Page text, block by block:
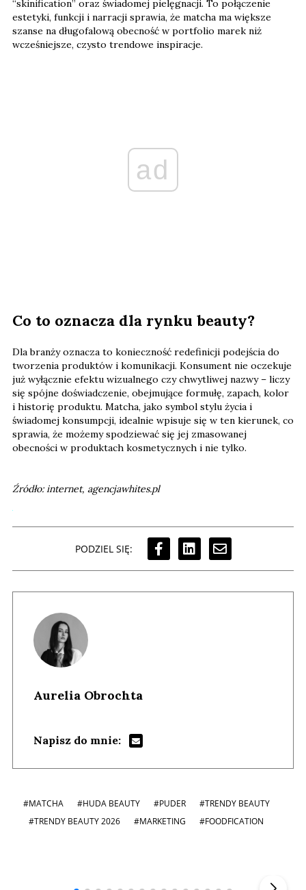
“skinification” oraz świadomej pielęgnacji. To połączenie
estetyki, funkcji i narracji sprawia, że matcha ma większe
szanse na długofalową obecność w portfolio marek niż
wcześniejsze, czysto trendowe inspiracje.
ad
Co to oznacza dla rynku beauty?
Dla branży oznacza to konieczność redefinicji podejścia do
tworzenia produktów i komunikacji. Konsument nie oczekuje
już wyłącznie efektu wizualnego czy chwytliwej nazwy – liczy
się spójne doświadczenie, obejmujące formułę, zapach, kolor
i historię produktu. Matcha, jako symbol stylu życia i
świadomej konsumpcji, idealnie wpisuje się w ten kierunek, co
sprawia, że możemy spodziewać się jej zmasowanej
obecności w produktach kosmetycznych i nie tylko.
Źródło: internet, agencjawhites.pl
PODZIEL SIĘ:
Aurelia Obrochta
Napisz do mnie:
#MATCHA #HUDA BEAUTY #PUDER
#TRENDY BEAUTY
#TRENDY BEAUTY 2026
#MARKETING #FOODFICATION